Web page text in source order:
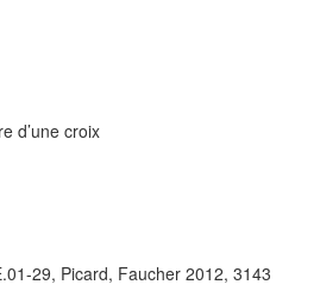
d’une croix
29, Picard, Faucher 2012, 3143